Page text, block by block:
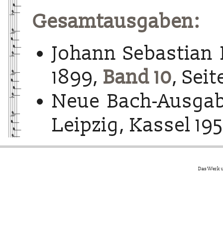
Gesamtausgaben:
Johann Sebastian
1899, Band 10,
Neue Bach-
Leipzig, Kassel
Das Werk